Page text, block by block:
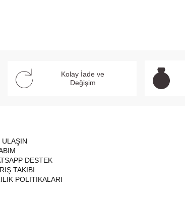
Kolay İade ve
Değişim
ULAŞIN
DESTEK
TAKIBI
POLITIKALARI